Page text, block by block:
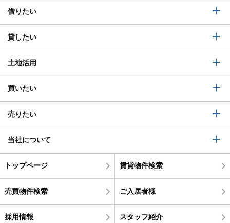
借りたい
貸したい
土地活用
買いたい
売りたい
当社について
トップページ 賃貸物件検索
売買物件検索 ご入居者様
採用情報 スタッフ紹介